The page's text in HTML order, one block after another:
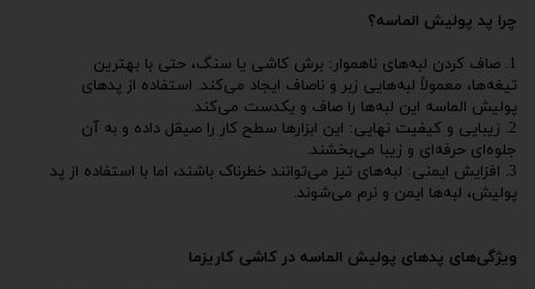
چرا پد پولیش الماسه؟
1. صاف کردن لبه‌های ناهموار: برش کاشی یا سنگ، حتی با بهترین
تیغه‌ها، معمولاً لبه‌هایی زبر و ناصاف ایجاد می‌کند. استفاده از پدهای
پولیش الماسه این لبه‌ها را صاف و یکدست می‌کند.
2. زیبایی و کیفیت نهایی: این ابزارها سطح کار را صیقل داده و به آن
جلوه‌ای حرفه‌ای و زیبا می‌بخشند.
3. افزایش ایمنی: لبه‌های تیز می‌توانند خطرناک باشند، اما با استفاده از پد
پولیش، لبه‌ها ایمن و نرم می‌شوند.
ویژگی‌های پدهای پولیش الماسه در کاشی کاریزما